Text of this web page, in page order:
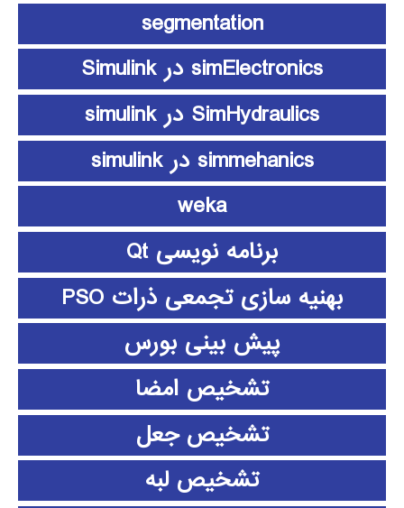
segmentation
simElectronics در Simulink
SimHydraulics در simulink
simmehanics در simulink
weka
برنامه نویسی Qt
بهنیه سازی تجمعی ذرات PSO
پیش بینی بورس
تشخیص امضا
تشخیص جعل
تشخیص لبه